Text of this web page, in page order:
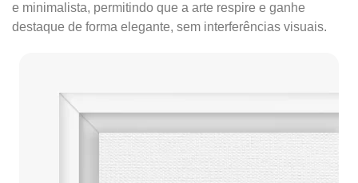
e minimalista, permitindo que a arte respire e ganhe
destaque de forma elegante, sem interferências visuais.